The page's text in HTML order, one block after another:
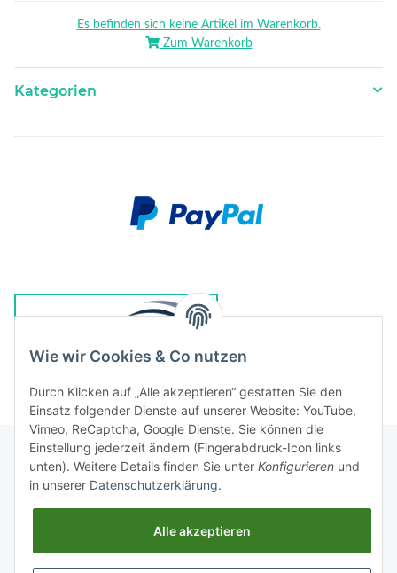
Es befinden sich keine Artikel im Warenkorb.
Zum Warenkorb
Kategorien
Rechtliches
Wie wir Cookies & Co nutzen
Durch Klicken auf „Alle akzeptieren“ gestatten Sie den
Einsatz folgender Dienste auf unserer Website: YouTube,
Vimeo, ReCaptcha, Google Dienste. Sie können die
Einstellung jederzeit ändern (Fingerabdruck-Icon links
unten). Weitere Details finden Sie unter Konfigurieren und
in unserer Datenschutzerklärung.
Alle akzeptieren